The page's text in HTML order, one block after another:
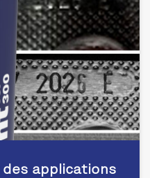
des applications